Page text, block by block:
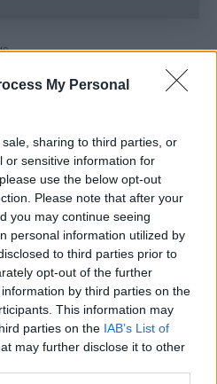
My Personal
sharing to third parties, or
or sensitive information for
use the below opt-out
Please note that after your
you may continue seeing
personal information utilized by
to third parties prior to
opt-out of the further
by third parties on the
This information may
parties on the IAB’s List of
may further disclose it to other
cím megszerzését is
n, ahol az eddiginél több
tette a 1993-2000 közötti
azonban bajnoki pontot
szerezni a Historic Eb-n.
bajnoki címért is lehet
előtti, az 1992 előtti autók